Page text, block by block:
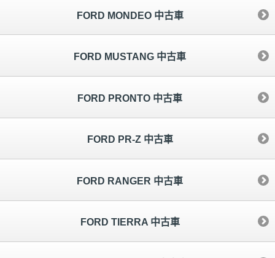
FORD MONDEO 中古車
FORD MUSTANG 中古車
FORD PRONTO 中古車
FORD PR-Z 中古車
FORD RANGER 中古車
FORD TIERRA 中古車